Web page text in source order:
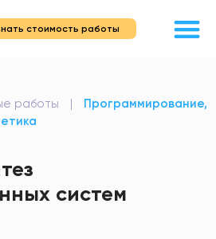
стоимость работы
работы |
Программирование,
систем